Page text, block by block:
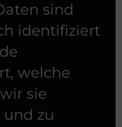
sind
identifiziert
welche
sie
und zu